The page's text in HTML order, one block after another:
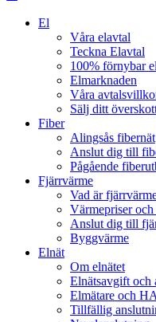
El
Våra elavtal
Teckna Elavtal
100% förnybar el
Elmarknaden
Våra
Sälj ditt
Fiber
Alingsås fibernät
Anslut dig till
Pågående
Fjärrvärme
Vad är
Värmepriser
Anslut dig till
Byggvärme
Elnät
Om elnätet
Elnätsavgift och
Elmätare och
Tillfällig